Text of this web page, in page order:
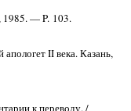
1985. — P. 103.
II века. Казань,
к переводу. /